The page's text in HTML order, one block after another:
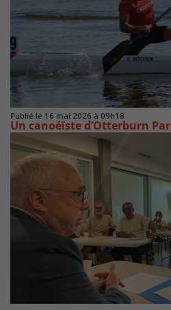
Publié le 16 mai 2026 à 09h18
Un canoéïste d’Otterburn